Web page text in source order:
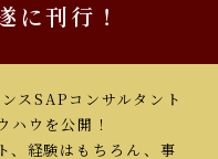
に刊行！
スSAPコンサルタント
ハウを公開！
、経験はもちろん、事